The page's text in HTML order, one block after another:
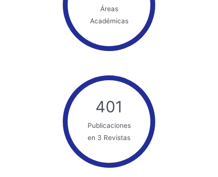
Áreas
Académicas
401
Publicaciones
en 3 Revistas